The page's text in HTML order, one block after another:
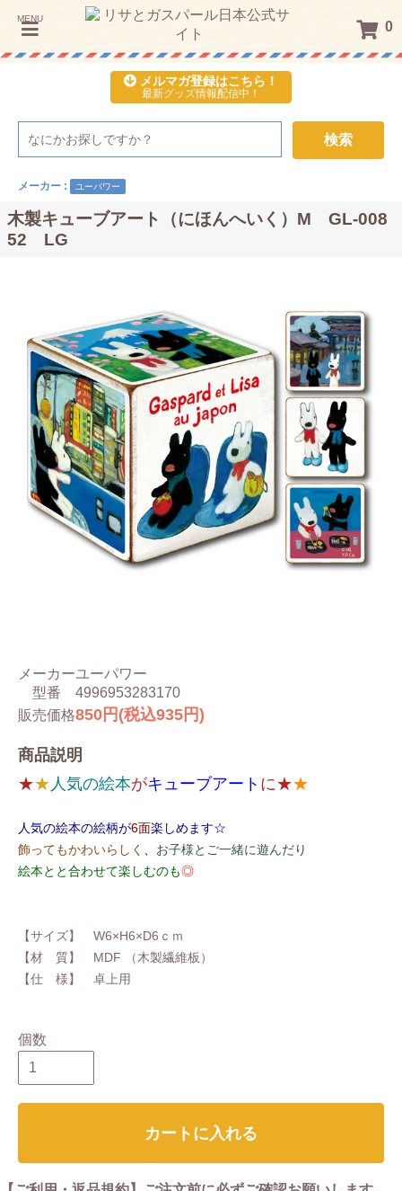
MENU 0
メルマガ登録はこちら！
最新グッズ情報配信中！
検索
メーカー : ユーパワー
木製キューブアート（にほんへいく）M GL-008
52 LG
メーカーユーパワー
型番
4996953283170
販売価格850円(税込935円)
商品説明
★★ 人気の絵本がキューブアート に★★
人気の絵本の絵柄が6面楽しめます☆
飾ってもかわいらしく
お子様とご一緒に遊んだり
絵本とと合わせて楽しむのも◎
【サイズ】 W6×H6×D6ｃｍ
【材 質】 MDF （木製繊維板）
【仕 様】 卓上用
個数
カートに入れる